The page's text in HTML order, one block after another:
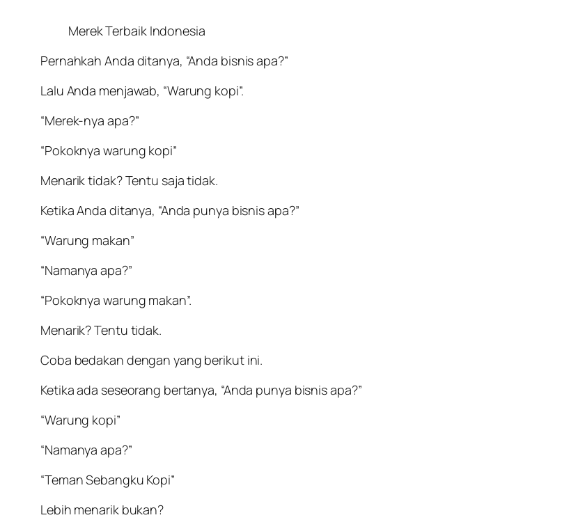
Merek Terbaik Indonesia
Pernahkah Anda ditanya, “Anda bisnis apa?”
Lalu Anda menjawab, “Warung kopi”.
“Merek-nya apa?”
“Pokoknya warung kopi”
Menarik tidak? Tentu saja tidak.
Ketika Anda ditanya, “Anda punya bisnis apa?”
“Warung makan”
“Namanya apa?”
“Pokoknya warung makan”.
Menarik? Tentu tidak.
Coba bedakan dengan yang berikut ini.
Ketika ada seseorang bertanya, “Anda punya bisnis apa?”
“Warung kopi”
“Namanya apa?”
“Teman Sebangku Kopi”
Lebih menarik bukan?